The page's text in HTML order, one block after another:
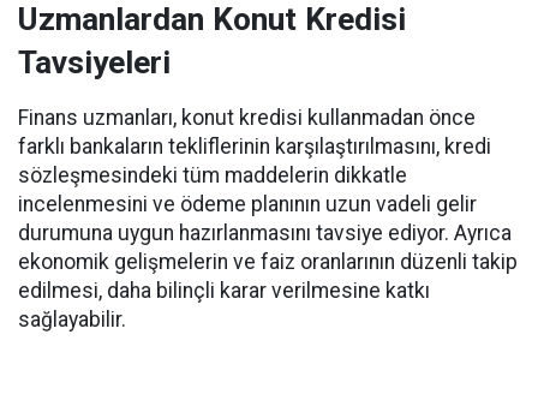
Uzmanlardan Konut Kredisi
Tavsiyeleri
Finans uzmanları, konut kredisi kullanmadan önce
farklı bankaların tekliflerinin karşılaştırılmasını, kredi
sözleşmesindeki tüm maddelerin dikkatle
incelenmesini ve ödeme planının uzun vadeli gelir
durumuna uygun hazırlanmasını tavsiye ediyor. Ayrıca
ekonomik gelişmelerin ve faiz oranlarının düzenli takip
edilmesi, daha bilinçli karar verilmesine katkı
sağlayabilir.